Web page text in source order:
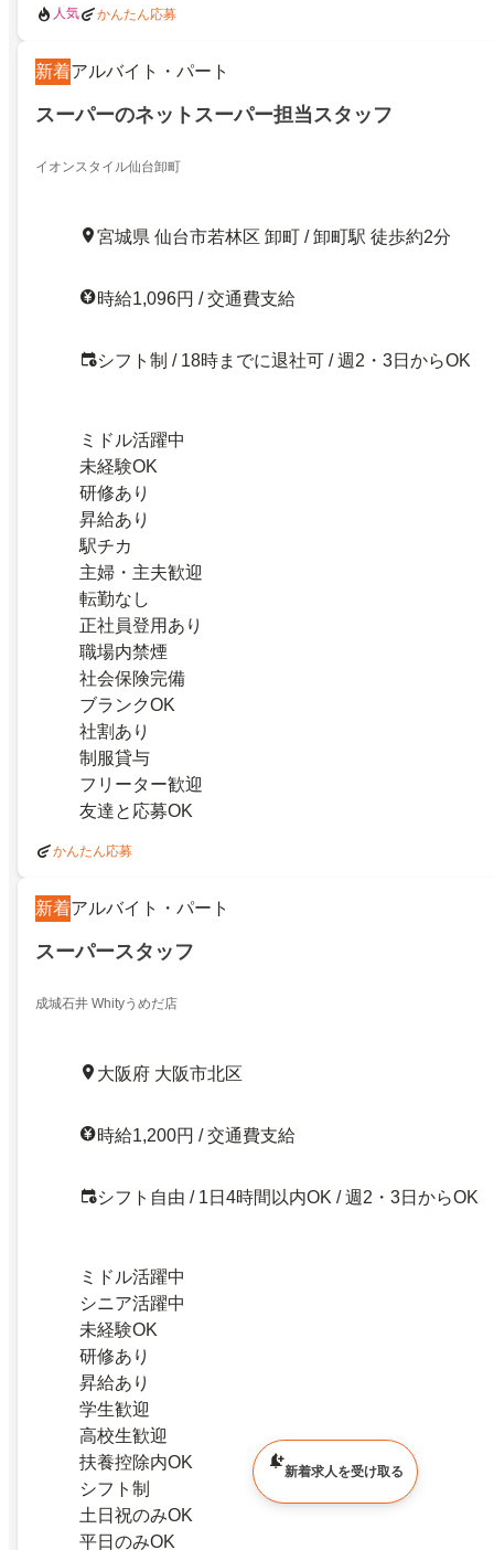
人気 かんたん応募
新着アルバイト・パート
スーパーのネットスーパー担当スタッフ
イオンスタイル仙台卸町
宮城県 仙台市若林区 卸町 / 卸町駅 徒歩約2分
時給1,096円 / 交通費支給
シフト制 / 18時までに退社可 / 週2・3日からOK
ミドル活躍中
未経験OK
研修あり
昇給あり
駅チカ
主婦・主夫歓迎
転勤なし
正社員登用あり
職場内禁煙
社会保険完備
ブランクOK
社割あり
制服貸与
フリーター歓迎
友達と応募OK
かんたん応募
新着アルバイト・パート
スーパースタッフ
成城石井 Whityうめだ店
大阪府 大阪市北区
時給1,200円 / 交通費支給
シフト自由 / 1日4時間以内OK / 週2・3日からOK
ミドル活躍中
シニア活躍中
未経験OK
研修あり
昇給あり
学生歓迎
高校生歓迎
扶養控除内OK
シフト制
土日祝のみOK
平日のみOK
新着求人を受け取る